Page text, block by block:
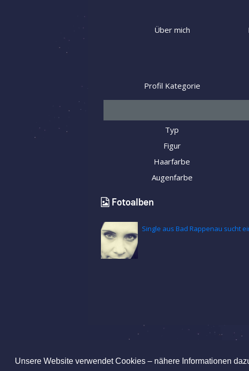
Unsere Website verwendet Cookies – nähere Informationen
Über mich
Profil Kategorie
Typ
Figur
Haarfarbe
Augenfarbe
Fotoalben
Single aus Bad Rappenau sucht